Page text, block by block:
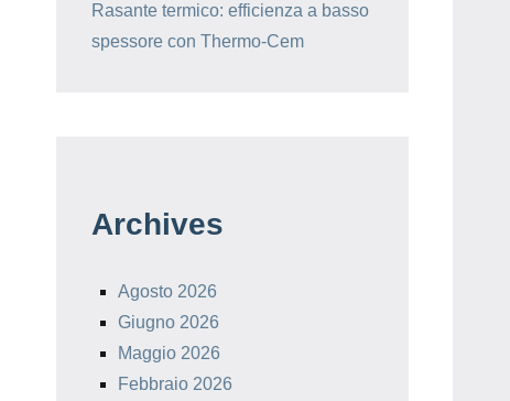
Rasante termico: efficienza a basso
spessore con Thermo-Cem
Archives
Agosto 2026
Giugno 2026
Maggio 2026
Febbraio 2026